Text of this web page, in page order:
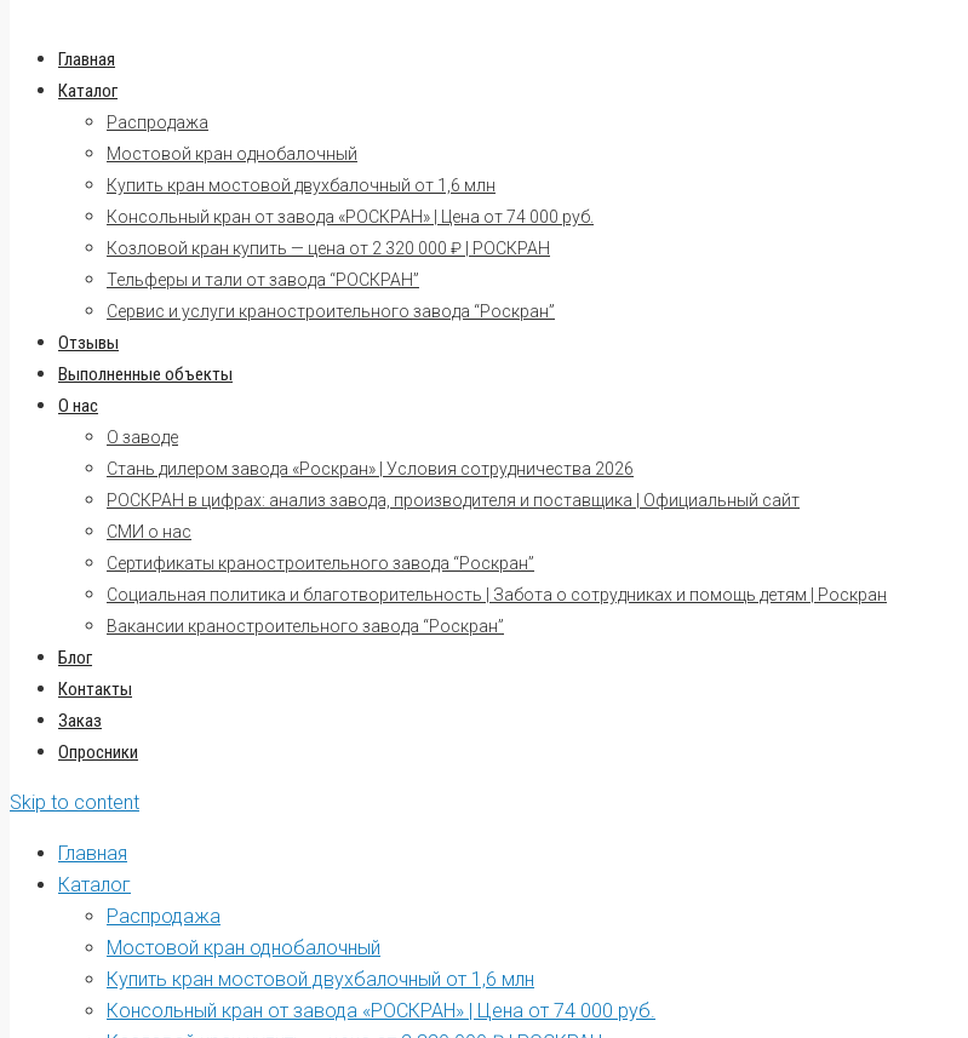
Главная
Каталог
Распродажа
Мостовой кран однобалочный
Купить кран мостовой двухбалочный от 1,6 млн
Консольный кран от завода «РОСКРАН» | Цена от 74 000 руб.
Козловой кран купить — цена от 2 320 000 ₽ | РОСКРАН
Тельферы и тали от завода “РОСКРАН”
Сервис и услуги краностроительного завода “Роскран”
Отзывы
Выполненные объекты
О нас
О заводе
Стань дилером завода «Роскран» | Условия сотрудничества 2026
РОСКРАН в цифрах: анализ завода, производителя и поставщика | Официальный сайт
СМИ о нас
Сертификаты краностроительного завода “Роскран”
Социальная политика и благотворительность | Забота о сотрудниках и помощь детям | Роскран
Вакансии краностроительного завода “Роскран”
Блог
Контакты
Заказ
Опросники
Skip to content
Главная
Каталог
Распродажа
Мостовой кран однобалочный
Купить кран мостовой двухбалочный от 1,6 млн
Консольный кран от завода «РОСКРАН» | Цена от 74 000 руб.